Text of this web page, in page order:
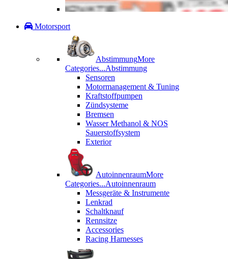
Motorsport
AbstimmungMore
Categories...Abstimmung
Sensoren
Motormanagement & Tuning
Kraftstoffpumpen
Zündsysteme
Bremsen
Wasser Methanol & NOS
Sauerstoffsystem
Exterior
AutoinnenraumMore
Categories...Autoinnenraum
Messgeräte & Instrumente
Lenkrad
Schaltknauf
Rennsitze
Accessories
Racing Harnesses